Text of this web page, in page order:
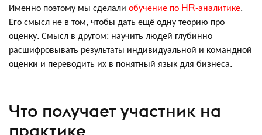
Именно поэтому мы сделали обучение по HR-аналитике.
Его смысл не в том, чтобы дать ещё одну теорию про
оценку. Смысл в другом: научить людей глубинно
расшифровывать результаты индивидуальной и командной
оценки и переводить их в понятный язык для бизнеса.
Что получает участник на
практике